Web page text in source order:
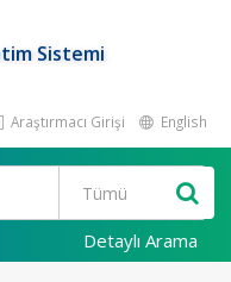
Sistemi
Araştırmacı Girişi English
Detaylı Arama